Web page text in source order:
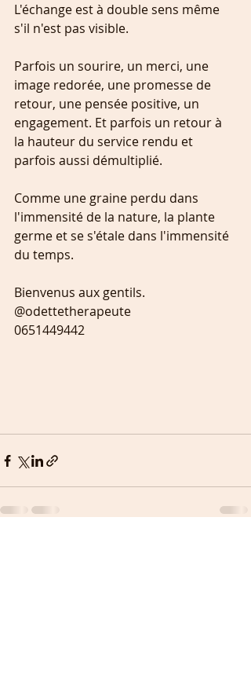
L'échange est à double sens même
s'il n'est pas visible.
Parfois un sourire, un merci, une
image redorée, une promesse de
retour, une pensée positive, un
engagement. Et parfois un retour à
la hauteur du service rendu et
parfois aussi démultiplié.
Comme une graine perdu dans
l'immensité de la nature, la plante
germe et se s'étale dans l'immensité
du temps.
Bienvenus aux gentils.
@odettetherapeute
0651449442